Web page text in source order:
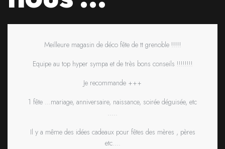
Meilleure magasin de déco fête de tt grenoble !!!!!
Equipe au top hyper sympa et de très bons conseils !!!!!!!!
Je recommande +++
1 fête ...mariage, anniversaire, naissance, soirée déguisée, etc
.....
Il y a même des idées cadeaux pour fêtes des mères , pères
etc....